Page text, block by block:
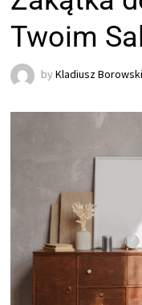
Twoim
byKladiusz Borowski